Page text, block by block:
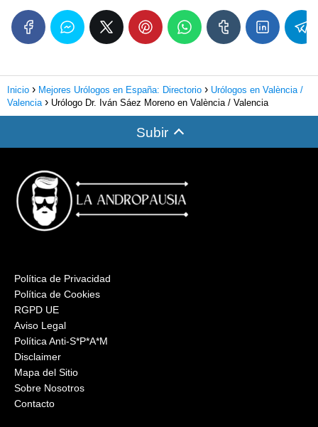
Inicio Mejores Urólogos en España: Directorio
Urólogos en València /
Valencia
Urólogo Dr. Iván Sáez Moreno en València / Valencia
Subir
Política de Privacidad
Política de Cookies
RGPD UE
Aviso Legal
Política Anti-S*P*A*M
Disclaimer
Mapa del Sitio
Sobre Nosotros
Contacto